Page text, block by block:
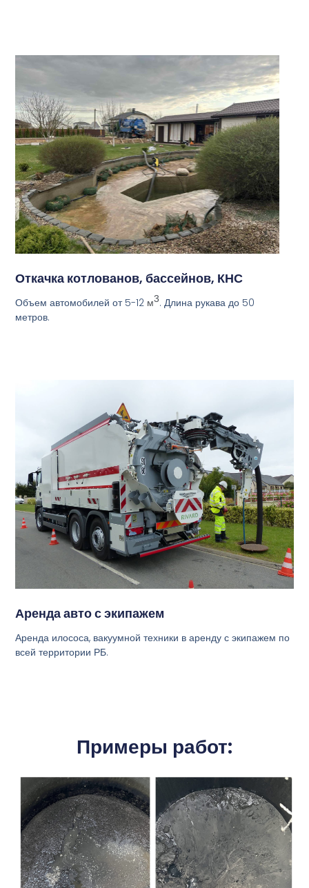
Откачка котлованов, бассейнов, КНС
Объем автомобилей от 5-12 м3. Длина рукава до 50
метров.
Аренда авто с экипажем
Аренда илососа, вакуумной техники в аренду с экипажем по
всей территории РБ.
Примеры работ: